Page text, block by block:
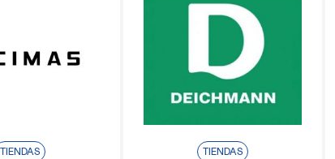
TIENDAS TIENDAS